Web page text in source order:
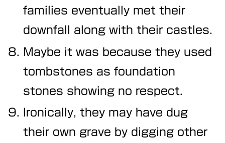
families eventually met their
downfall along with their castles.
Maybe it was because they used
tombstones as foundation
stones showing no respect.
Ironically, they may have dug
their own grave by digging other